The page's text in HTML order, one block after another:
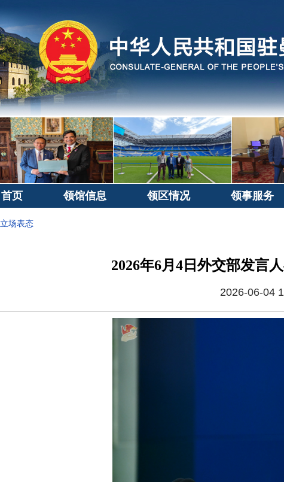
首页 领馆信息 领区情况 领事服务
立场表态
2026年6月4日外交部发言
2026-06-04